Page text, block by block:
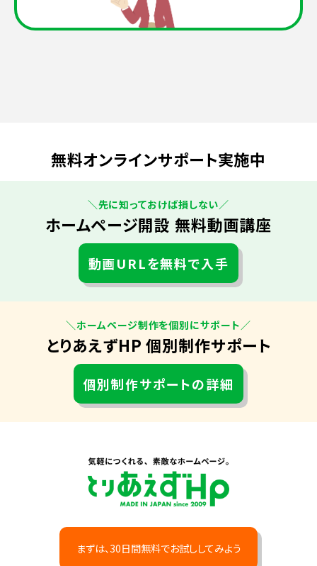
無料オンラインサポート実施中
＼先に知っておけば損しない／
ホームページ開設 無料動画講座
動画URLを無料で入手
＼ホームページ制作を個別にサポート／
とりあえずHP 個別制作サポート
個別制作サポートの詳細
まずは、30日間無料でお試ししてみよう